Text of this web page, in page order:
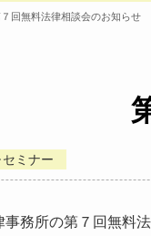
回無料法律相談会のお知らせ
ミナー
務所の第７回無料